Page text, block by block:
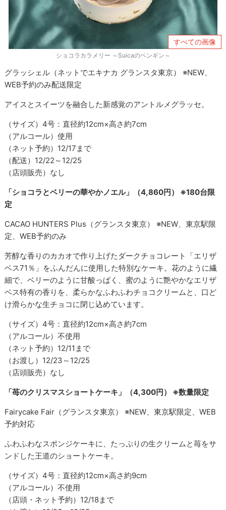
すべての画像
ショコラカラメリー ～Suicaのペンギン～
グラッシェル（ネットでエキナカ グランスタ東京） ※NEW、
WEB予約のみ配送限定
アイスとスイーツを融合した新感覚のアントルメグラッセ。
（サイズ）4号：直径約12cm×高さ約7cm
（アルコール）使用
（ネット予約）12/17まで
（配送）12/22～12/25
（店頭販売）なし
「ショコラとベリーの華やかノエル」（4,860円） ※180台限
定
CACAO HUNTERS Plus（グランスタ東京） ※NEW、東京駅限
定、WEB予約のみ
芳醇な香りのカカオで作り上げたダークチョコレート「エリザ
ベス71％」をふんだんに使用した特別なケーキ。花のように繊
細で、ベリーのように甘酸っぱく、蜜のように艶やかなエリザ
ベス特有の香りを、柔らかなふわふわチョコクリームと、口ど
け滑らかな生チョコに閉じ込めています。
（サイズ）4号：直径約12cm×高さ約7cm
（アルコール）不使用
（ネット予約）12/11まで
（お渡し）12/23～12/25
（店頭販売）なし
「苺のクリスマスショートケーキ」（4,300円） ※数量限定
Fairycake Fair（グランスタ東京） ※NEW、東京駅限定、WEB
予約対応
ふわふわなスポンジケーキに、たっぷりの生クリームと苺をサ
ンドした王道のショートケーキ。
（サイズ）4号：直径約12cm×高さ約9cm
（アルコール）不使用
（店頭・ネット予約）12/18まで